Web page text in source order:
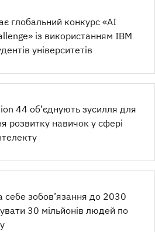
глобальний конкурс «AI
із використанням IBM
університетів
44 об’єднують зусилля для
розвитку навичок у сфері
себе зобов’язання до 2030
30 мільйонів людей по